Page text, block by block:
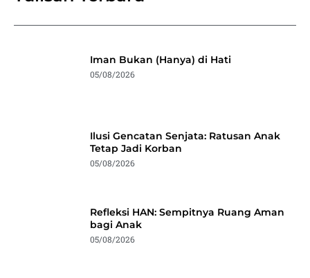
Iman Bukan (Hanya) di Hati
05/08/2026
Ilusi Gencatan Senjata: Ratusan Anak
Tetap Jadi Korban
05/08/2026
Refleksi HAN: Sempitnya Ruang Aman
bagi Anak
05/08/2026